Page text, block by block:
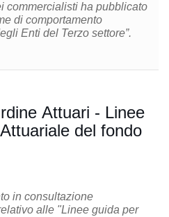
commercialisti ha pubblicato
di comportamento
Enti del Terzo settore”.
Attuari - Linee
del fondo
in consultazione
alle "Linee guida per